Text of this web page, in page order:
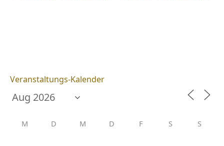
Veranstaltungs-Kalender
M D M D F S S